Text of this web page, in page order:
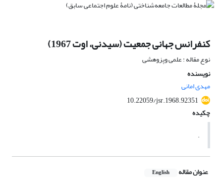
کنفرانس جهانی جمعیت (سیدنی، اوت 1967)
نوع مقاله : علمی وپزوهشی
نویسنده
مهدی امانی
10.22059/jsr.1968.92351
چکیده
.
عنوان مقاله English